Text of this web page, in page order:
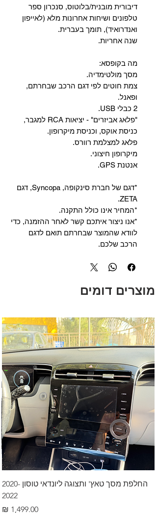
‏דיבורית מובנית/בלוטוס, ‏סנכרון ספר
טלפונים ושיחות אחרונות מלא (לאייפון
ואנדרואיד), תומך בעברית.
שנה אחריות.
מה בקופסא:
מסך מולטימדיה.
צמת חוטים לפי דגם הרכב שבחרתם,
ופאנל.
2 כבלי USB.
"פלאג אביזרים" - יציאות RCA למגבר,
כניסת אוקס, וכניסת מיקרופון.
פלאג למצלמת רוורס.
מיקרופון חיצוני.
אנטנת GPS.
*דגם של חברת סינקופה, Syncopa, דגם
ZETA.
*המחיר אינו כולל התקנה.
*אנו ניצור איתכם קשר לאחר ההזמנה, כדי
לוודא שהמוצר שבחרתם תואם לדגם
הרכב שלכם.
מוצרים דומים
החלפת מסך טאץ' ותצוגה ליונדאי טוסון 2020-
2022
מחיר